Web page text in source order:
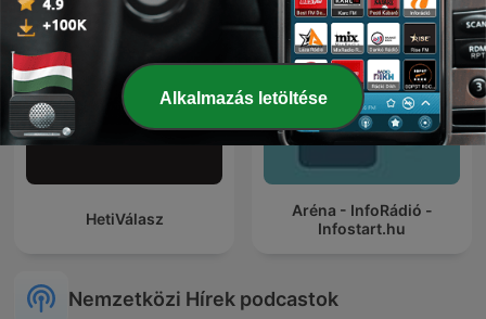
HetiVálasz
Aréna - InfoRádió -
Infostart.hu
Nemzetközi Hírek podcastok
Alkalmazás letöltése